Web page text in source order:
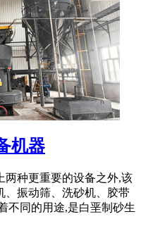
机器
两种更重要的设备之外,该
、振动筛、洗砂机、胶带
不同的用途,是白垩制砂生